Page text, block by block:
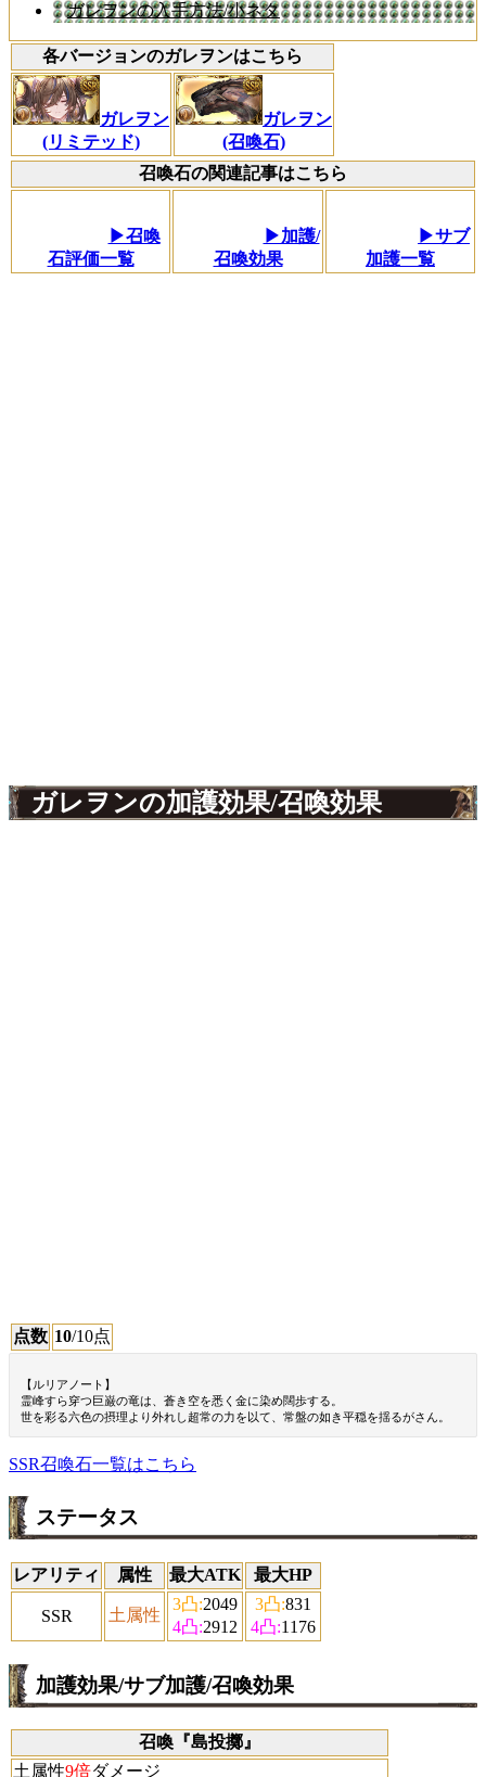
ガレヲンの入手方法/小ネタ
各バージョンのガレヲンはこちら
ガレヲン
(リミテッド)
ガレヲン
(召喚石)
召喚石の関連記事はこちら
▶召喚
石評価一覧
▶加護/
召喚効果
▶サブ
加護一覧
ガレヲンの加護効果/召喚効果
点数 10/10点
【ルリアノート】
霊峰すら穿つ巨巌の竜は、蒼き空を悉く金に染め闊歩する。
世を彩る六色の摂理より外れし超常の力を以て、常盤の如き平穏を揺るがさん。
SSR召喚石一覧はこちら
ステータス
レアリティ 属性 最大ATK 最大HP
SSR 土属性
3凸:2049
4凸:2912
3凸:831
4凸:1176
加護効果/サブ加護/召喚効果
召喚『島投擲』
土属性9倍ダメージ